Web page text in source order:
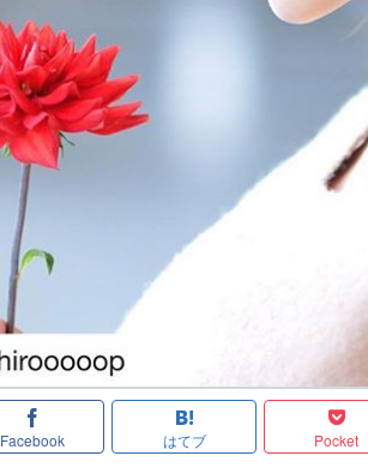
Facebook はてブ Pocket